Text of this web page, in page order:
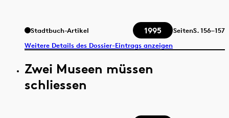
Stadtbuch-Artikel 1995 SeitenS.156–157
Weitere Details des Dossier-Eintrags anzeigen
Zwei Museen müssen
schliessen